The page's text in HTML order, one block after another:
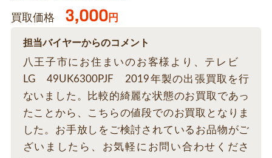
買取価格 3,000円
担当バイヤーからのコメント
八王子市にお住まいのお客様より、テレビ
LG 49UK6300PJF 2019年製の出張買取を行
ないました。比較的綺麗な状態のお買取であっ
たことから、こちらの値段でのお買取となりま
した。お手放しをご検討されているお品物がご
ざいましたら、お気軽にお問い合わせくださ